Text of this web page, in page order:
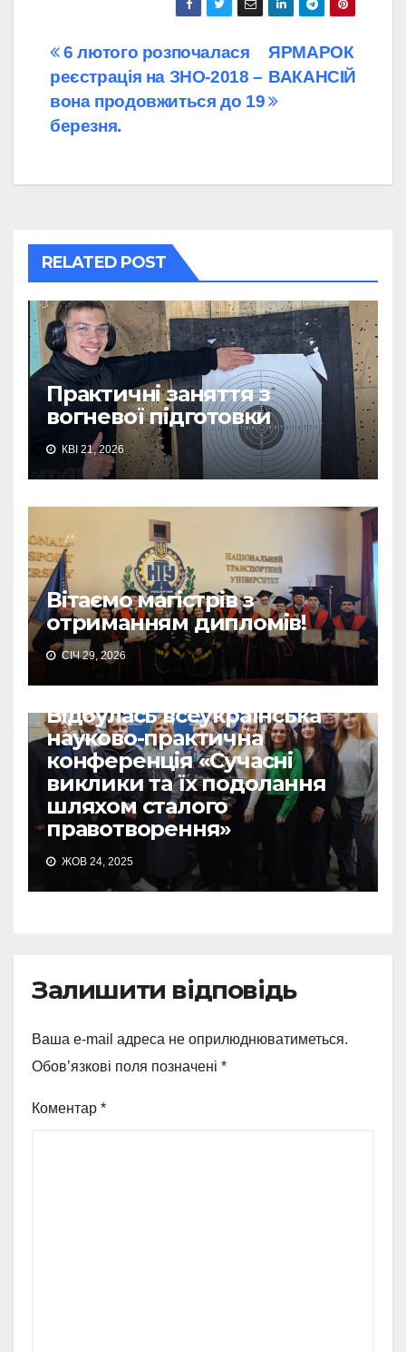
Навігація
записів
ЯРМАРОК
ВАКАНСІЙ
6 лютого розпочалася
реєстрація на ЗНО-2018 –
вона продовжиться до 19
березня.
RELATED POST
Практичні заняття з
вогневої підготовки
КВІ 21, 2026
Вітаємо магістрів з
отриманням дипломів!
СІЧ 29, 2026
Відбулась всеукраїнська
науково-практична
конференція «Сучасні
виклики та їх подолання
шляхом сталого
правотворення»
ЖОВ 24, 2025
Залишити відповідь
Ваша e-mail адреса не оприлюднюватиметься.
Обов’язкові поля позначені *
Коментар *